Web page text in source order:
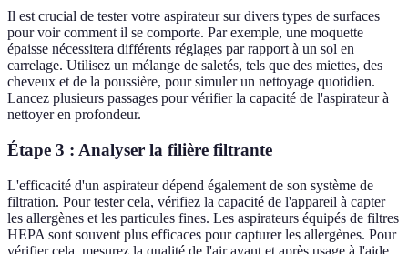
Il est crucial de tester votre aspirateur sur divers types de surfaces
pour voir comment il se comporte. Par exemple, une moquette
épaisse nécessitera différents réglages par rapport à un sol en
carrelage. Utilisez un mélange de saletés, tels que des miettes, des
cheveux et de la poussière, pour simuler un nettoyage quotidien.
Lancez plusieurs passages pour vérifier la capacité de l'aspirateur à
nettoyer en profondeur.
Étape 3 : Analyser la filière filtrante
L'efficacité d'un aspirateur dépend également de son système de
filtration. Pour tester cela, vérifiez la capacité de l'appareil à capter
les allergènes et les particules fines. Les aspirateurs équipés de filtres
HEPA sont souvent plus efficaces pour capturer les allergènes. Pour
vérifier cela, mesurez la qualité de l'air avant et après usage à l'aide